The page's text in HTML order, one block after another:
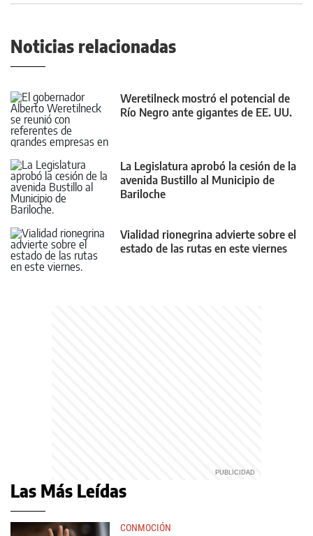
Noticias relacionadas
Weretilneck mostró el potencial de
Río Negro ante gigantes de EE. UU.
La Legislatura aprobó la cesión de la
avenida Bustillo al Municipio de
Bariloche
Vialidad rionegrina advierte sobre el
estado de las rutas en este viernes
Las Más Leídas
CONMOCIÓN